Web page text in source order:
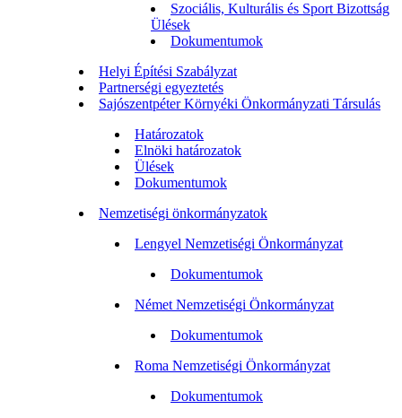
Szociális, Kulturális és Sport Bizottság
Ülések
Dokumentumok
Helyi Építési Szabályzat
Partnerségi egyeztetés
Sajószentpéter Környéki Önkormányzati Társulás
Határozatok
Elnöki határozatok
Ülések
Dokumentumok
Nemzetiségi önkormányzatok
Lengyel Nemzetiségi Önkormányzat
Dokumentumok
Német Nemzetiségi Önkormányzat
Dokumentumok
Roma Nemzetiségi Önkormányzat
Dokumentumok